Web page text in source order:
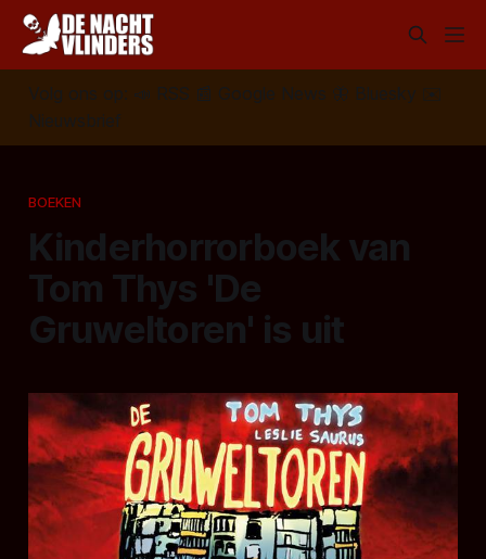
Volg ons op: 📣 RSS 📰 Google News 🦋 Bluesky
✉️
Nieuwsbrief
BOEKEN
Kinderhorrorboek van
Tom Thys 'De
Gruweltoren' is uit